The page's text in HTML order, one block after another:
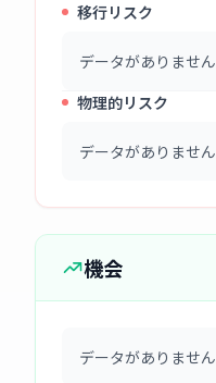
移行リスク
データがありません
物理的リスク
データがありません
機会
データがありません